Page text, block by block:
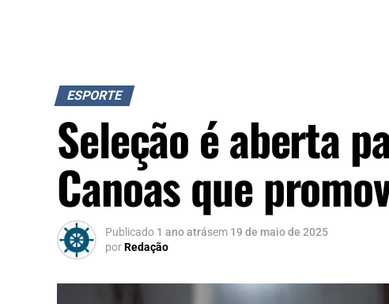
ESPORTE
Seleção é aberta
Canoas que
Publicado 1 ano atrásem 19 de maio de 2025
porRedação